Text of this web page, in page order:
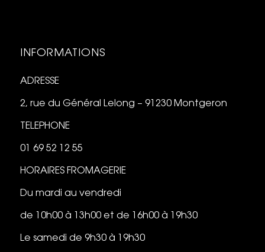
INFORMATIONS
ADRESSE
2, rue du Général Lelong – 91230 Montgeron
TELEPHONE
01 69 52 12 55
HORAIRES FROMAGERIE
Du mardi au vendredi
de 10h00 à 13h00 et de 16h00 à 19h30
Le samedi de 9h30 à 19h30